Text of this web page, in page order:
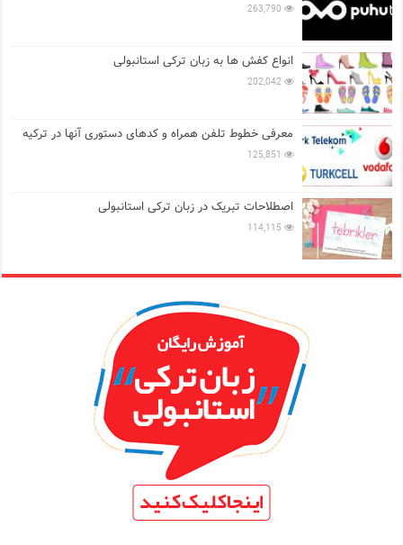
263,790
انواع کفش ها به زبان ترکی استانبولی
202,042
معرفی خطوط تلفن همراه و کدهای دستوری آنها در ترکیه
125,851
اصطلاحات تبریک در زبان ترکی استانبولی
114,115